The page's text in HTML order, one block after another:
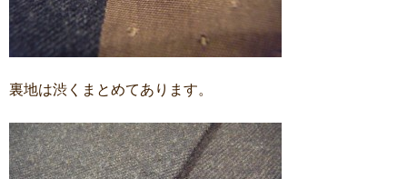
裏地は渋くまとめてあります。